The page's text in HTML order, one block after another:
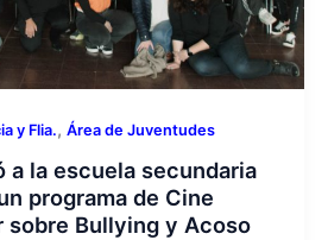
y Flia., Área de Juventudes
a la escuela secundaria
programa de Cine
sobre Bullying y Acoso